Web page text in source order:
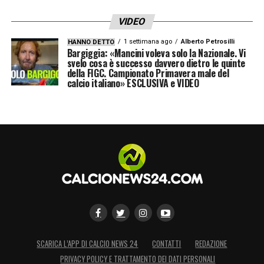
LA PLAYLIST DELLE NOSTRE TOP NEWS
VIDEO
HANNO DETTO 1 settimana ago Alberto Petrosilli
Bargiggia: «Mancini voleva solo la Nazionale. Vi
svelo cosa è successo davvero dietro le quinte
della FIGC. Campionato Primavera male del
calcio italiano» ESCLUSIVA e VIDEO
SCARICA L’APP DI CALCIO NEWS 24 CONTATTI
REDAZIONE
PRIVACY POLICY E TRATTAMENTO DEI DATI PERSONALI